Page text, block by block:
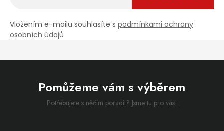
Vložením e-mailu souhlasíte s podmínkami ochrany
osobních údajů
Pomůžeme vám s výběrem
Potřebujete s něčím poradit? Jsme tu pro vás!